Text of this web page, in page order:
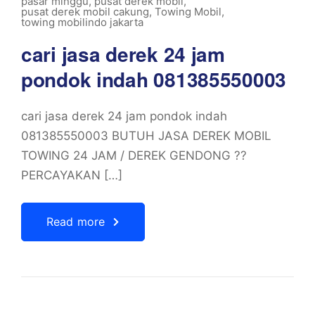
pusat derek mobil cakung, Towing Mobil,
towing mobilindo jakarta
cari jasa derek 24 jam
pondok indah 081385550003
cari jasa derek 24 jam pondok indah
081385550003 BUTUH JASA DEREK MOBIL
TOWING 24 JAM / DEREK GENDONG ??
PERCAYAKAN […]
Read more